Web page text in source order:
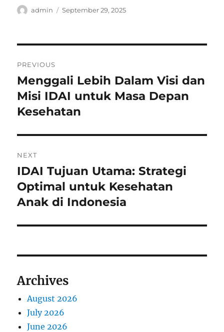
Author
admin
Posted
September 29, 2025
navigation
PREVIOUS
Previous
post:
Menggali Lebih Dalam Visi dan
Misi IDAI untuk Masa Depan
Kesehatan
NEXT
Next
post:
IDAI Tujuan Utama: Strategi
Optimal untuk Kesehatan
Anak di Indonesia
Archives
August 2026
July 2026
June 2026